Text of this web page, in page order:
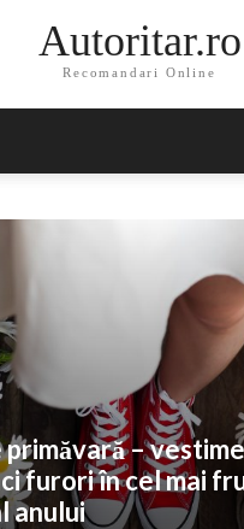
Autoritar.ro
Recomandari Online
–
furori în cel mai
anului